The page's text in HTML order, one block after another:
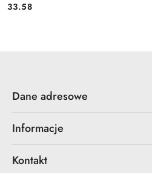
Cena:
33.58
Dane adresowe
Informacje
Kontakt